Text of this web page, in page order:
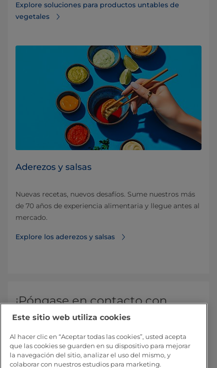
Explore soluciones para productos untables de
vegetales
Aderezos y salsas
Nuevas recetas, nuevos desafíos. Sume nuestros más
de 70 años de experiencia alimentaria y llegue antes al
mercado.
Explore los aderezos y salsas
¡Póngase en contacto con
nosotros!
Este sitio web utiliza cookies
Al hacer clic en “Aceptar todas las cookies”, usted acepta
que las cookies se guarden en su dispositivo para mejorar
la navegación del sitio, analizar el uso del mismo, y
colaborar con nuestros estudios para marketing.